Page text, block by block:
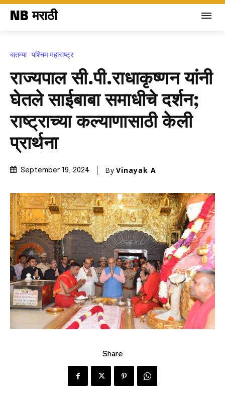
NB मराठी
बातम्या पश्चिम महाराष्ट्र
राज्यपाल सी.पी.राधाकृष्णन यांनी
घेतले साईबाबा समाधीचे दर्शन;
राष्ट्राच्या कल्याणासाठी केली
प्रार्थना
September 19, 2024 By Vinayak A
Share